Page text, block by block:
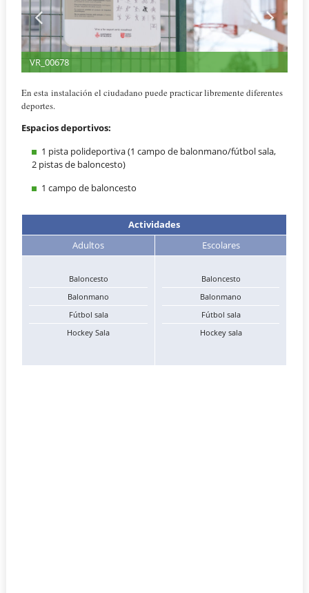
VR_00678
En esta instalación el ciudadano puede practicar libremente diferentes
deportes.
Espacios deportivos:
1 pista polideportiva (1 campo de balonmano/fútbol sala,
2 pistas de baloncesto)
1 campo de baloncesto
Actividades
Adultos
Escolares
Baloncesto
Balonmano
Fútbol sala
Hockey Sala
Baloncesto
Balonmano
Fútbol sala
Hockey sala